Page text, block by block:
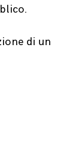
di un